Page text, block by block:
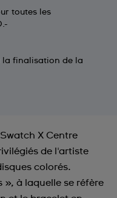
toutes les
la finalisation de la
X Centre
de l'artiste
colorés.
», à laquelle se réfère